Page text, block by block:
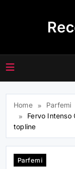
Home
Parfemi
Fervo Intenso
topline
Parfemi